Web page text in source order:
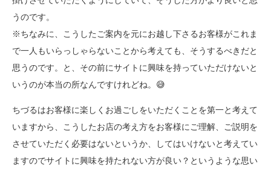
うのです。
※ちなみに、こうしたご案内を元にお越し下さるお客様がこれま
で一人もいらっしゃらないことから考えても、そうするべきだと
思うのです。と、その前にサイトに興味を持っていただけないと
いうのが本当の所なんですけれどね。😅
ちづるはお客様に楽しくお過ごしをいただくことを第一と考えて
いますから、こうしたお店の考え方をお客様にご理解、ご説明を
させていただく必要はないというか、してはいけないと考えてい
ますのでサイトに興味を持たれない方が良い？というような思い